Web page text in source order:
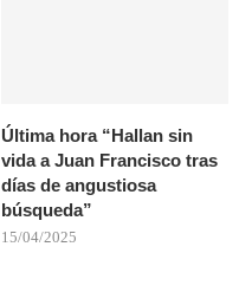
Última hora “Hallan sin
vida a Juan Francisco tras
días de angustiosa
búsqueda”
15/04/2025